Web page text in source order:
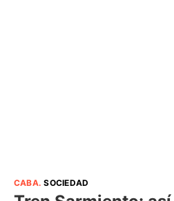
CABA.SOCIEDAD